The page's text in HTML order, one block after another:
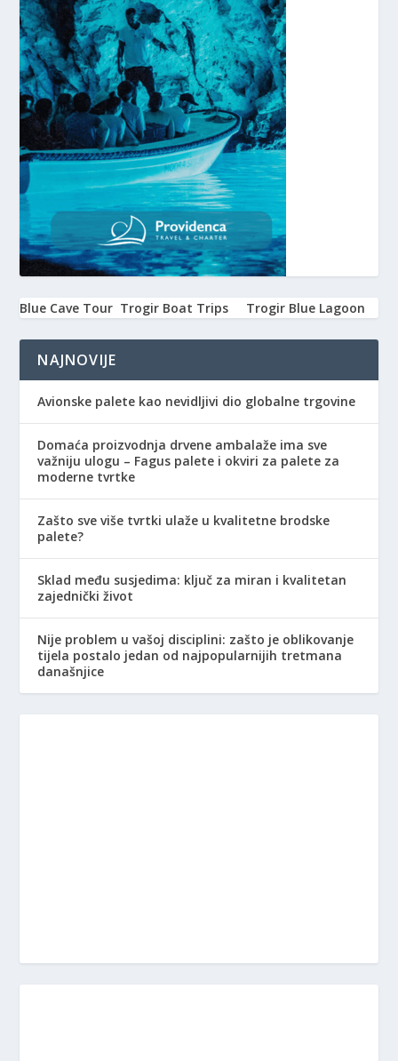
Blue Cave Tour Trogir Boat Trips Trogir Blue Lagoon
NAJNOVIJE
Avionske palete kao nevidljivi dio globalne trgovine
Domaća proizvodnja drvene ambalaže ima sve
važniju ulogu – Fagus palete i okviri za palete za
moderne tvrtke
Zašto sve više tvrtki ulaže u kvalitetne brodske
palete?
Sklad među susjedima: ključ za miran i kvalitetan
zajednički život
Nije problem u vašoj disciplini: zašto je oblikovanje
tijela postalo jedan od najpopularnijih tretmana
današnjice